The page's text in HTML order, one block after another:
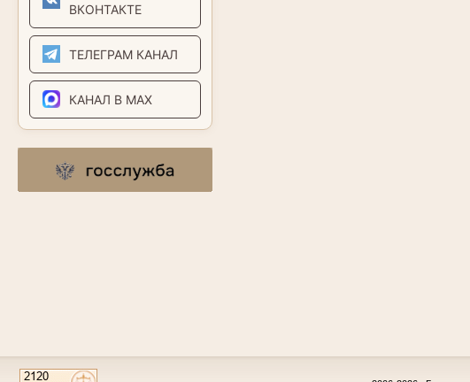
ВКОНТАКТЕ
ТЕЛЕГРАМ КАНАЛ
КАНАЛ В MAX